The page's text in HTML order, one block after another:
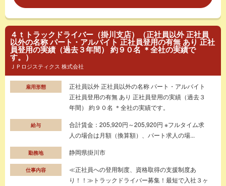
４ｔトラックドライバー（掛川支店）（正社員以外 正社員
以外の名称 パート・アルバイト 正社員登用の有無 あり 正社
員登用の実績（過去３年間） 約９０名 ＊全社の実績で
す。）
ＪＰロジスティクス 株式会社
雇用形態
正社員以外 正社員以外の名称 パート・アルバイト
正社員登用の有無 あり 正社員登用の実績（過去３
年間） 約９０名 ＊全社の実績です。
給与
合計賃金：205,920円～205,920円 ※フルタイム求
人の場合は月額（換算額）、パート求人の場...
勤務地 静岡県掛川市
仕事内容
≪正社員への登用制度、資格取得の支援制度あ
り！！≫トラックドライバー募集！最短で入社３ヶ